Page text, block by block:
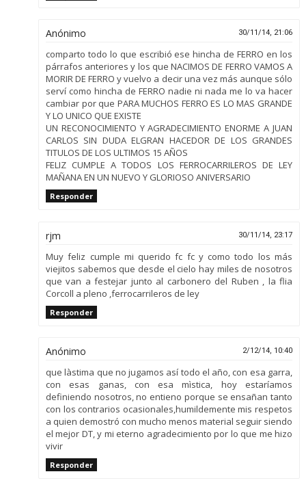
Anónimo 30/11/14, 21:06
comparto todo lo que escribió ese hincha de FERRO en los
párrafos anteriores y los que NACIMOS DE FERRO VAMOS A
MORIR DE FERRO y vuelvo a decir una vez más aunque sólo
serví como hincha de FERRO nadie ni nada me lo va hacer
cambiar por que PARA MUCHOS FERRO ES LO MAS GRANDE
Y LO UNICO QUE EXISTE
UN RECONOCIMIENTO Y AGRADECIMIENTO ENORME A JUAN
CARLOS SIN DUDA ELGRAN HACEDOR DE LOS GRANDES
TITULOS DE LOS ULTIMOS 15 AÑOS
FELIZ CUMPLE A TODOS LOS FERROCARRILEROS DE LEY
MAÑANA EN UN NUEVO Y GLORIOSO ANIVERSARIO
Responder
rjm 30/11/14, 23:17
Muy feliz cumple mi querido fc fc y como todo los más
viejitos sabemos que desde el cielo hay miles de nosotros
que van a festejar junto al carbonero del Ruben , la flia
Corcoll a pleno ,ferrocarrileros de ley
Responder
Anónimo 2/12/14, 10:40
que làstima que no jugamos así todo el año, con esa garra,
con esas ganas, con esa mìstica, hoy estaríamos
definiendo nosotros, no entieno porque se ensañan tanto
con los contrarios ocasionales,humildemente mis respetos
a quien demostró con mucho menos material seguir siendo
el mejor DT, y mi eterno agradecimiento por lo que me hizo
vivir
Responder